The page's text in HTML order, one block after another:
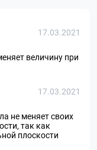
17.03.2021
величину при
17.03.2021
не меняет своих
так как
плоскости